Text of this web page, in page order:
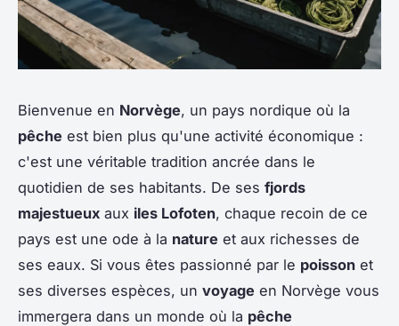
Bienvenue en Norvège, un pays nordique où la
pêche est bien plus qu'une activité économique :
c'est une véritable tradition ancrée dans le
quotidien de ses habitants. De ses fjords
majestueux aux iles Lofoten, chaque recoin de ce
pays est une ode à la nature et aux richesses de
ses eaux. Si vous êtes passionné par le poisson et
ses diverses espèces, un voyage en Norvège vous
immergera dans un monde où la pêche